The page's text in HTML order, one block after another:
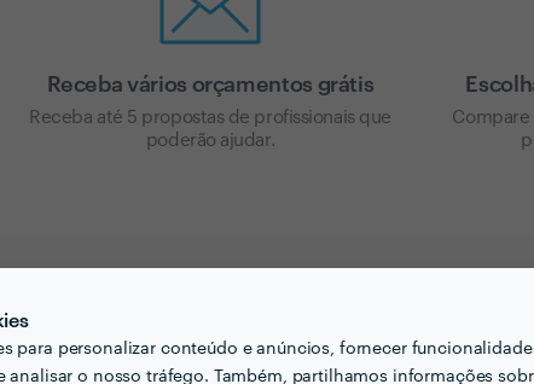
para personalizar conteúdo e anúncios, fornecer
analisar o nosso tráfego. Também, partilhamos informações
Receba vários orçamentos grátis
Receba até 5 propostas de profissionais que
poderão ajudar.
Compare